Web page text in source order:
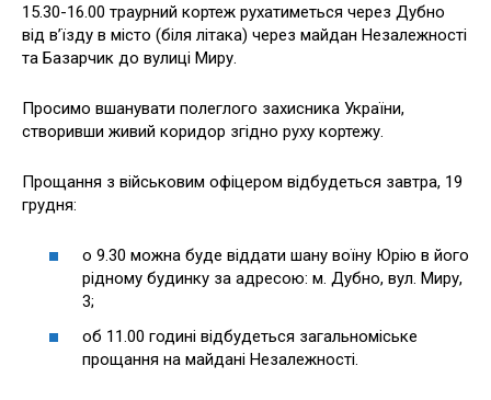
15.30-16.00 траурний кортеж рухатиметься через Дубно
від в’їзду в місто (біля літака) через майдан Незалежності
та Базарчик до вулиці Миру.
Просимо вшанувати полеглого захисника України,
створивши живий коридор згідно руху кортежу.
Прощання з військовим офіцером відбудеться завтра, 19
грудня:
о 9.30 можна буде віддати шану воїну Юрію в його
рідному будинку за адресою: м. Дубно, вул. Миру,
3;
об 11.00 годині відбудеться загальноміське
прощання на майдані Незалежності.